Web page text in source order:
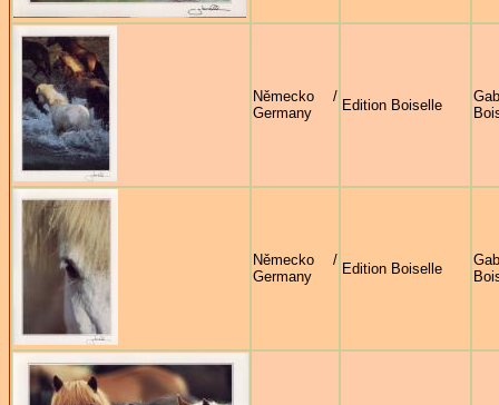
Německo /
Germany
Edition Boiselle
Německo /
Germany
Edition Boiselle